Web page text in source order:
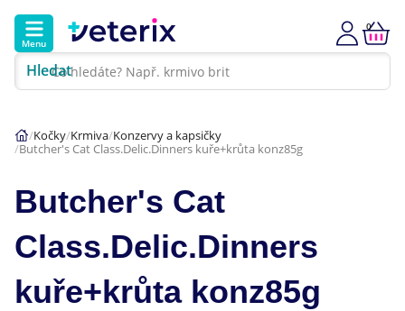
Menu
Hledat
0
Hlavní kategorie
Akce
Psi
Kočky
Kočky Krmiva Konzervy a kapsičky
Butcher's Cat Class.Delic.Dinners kuře+krůta konz85g
Butcher's Cat
Class.Delic.Dinners
kuře+krůta konz85g